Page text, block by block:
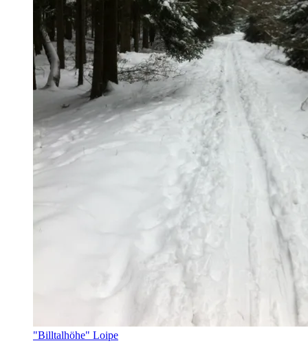
"Billtalhöhe" Loipe